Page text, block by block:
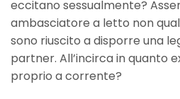
eccitano sessualmente?
ambasciatore a letto non
sono riuscito a disporre una
partner. All’incirca in quanto
proprio a corrente?